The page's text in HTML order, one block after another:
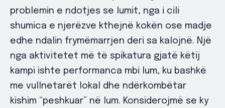
problemin e ndotjes se lumit, nga i cili
shumica e njerëzve kthejnë kokën ose madje
edhe ndalin frymëmarrjen deri sa kalojnë. Një
nga aktivitetet më të spikatura gjatë këtij
kampi ishte performanca mbi lum, ku bashkë
me vullnetarët lokal dhe ndërkombëtar
kishim “peshkuar” në lum. Konsiderojmë se ky